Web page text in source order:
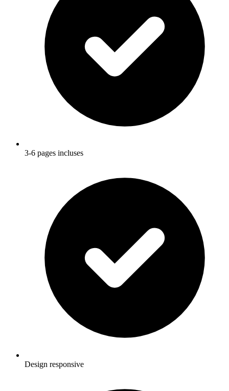
3-6 pages incluses
Design responsive